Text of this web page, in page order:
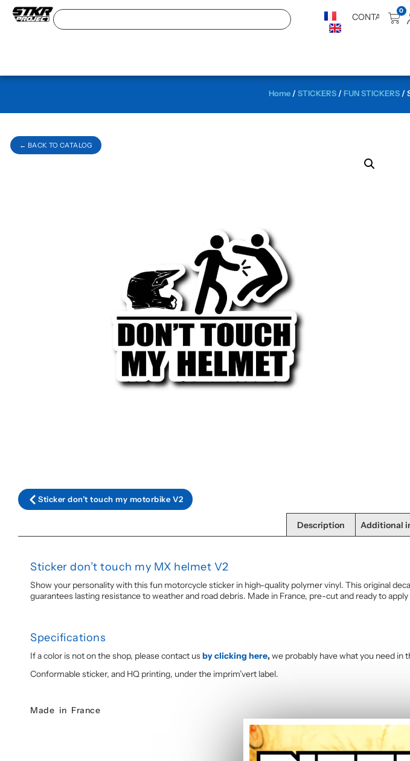
CONTACT
0
← BACK TO CATALOG
Home/STICKERS/ FUN STICKERS/
Sticker don’t touch my motorbike V2
Description Additional
Sticker don’t touch my MX helmet V2
Show your personality with this fun motorcycle sticker in high-quality polymer vinyl. This original
guarantees lasting resistance to weather and road debris. Made in France, pre-cut and ready to
Specifications
If a color is not on the shop, please contact usby clicking here,we probably have what you need in
Conformable sticker, and HQ printing, under the imprim’vert label.
Made in France